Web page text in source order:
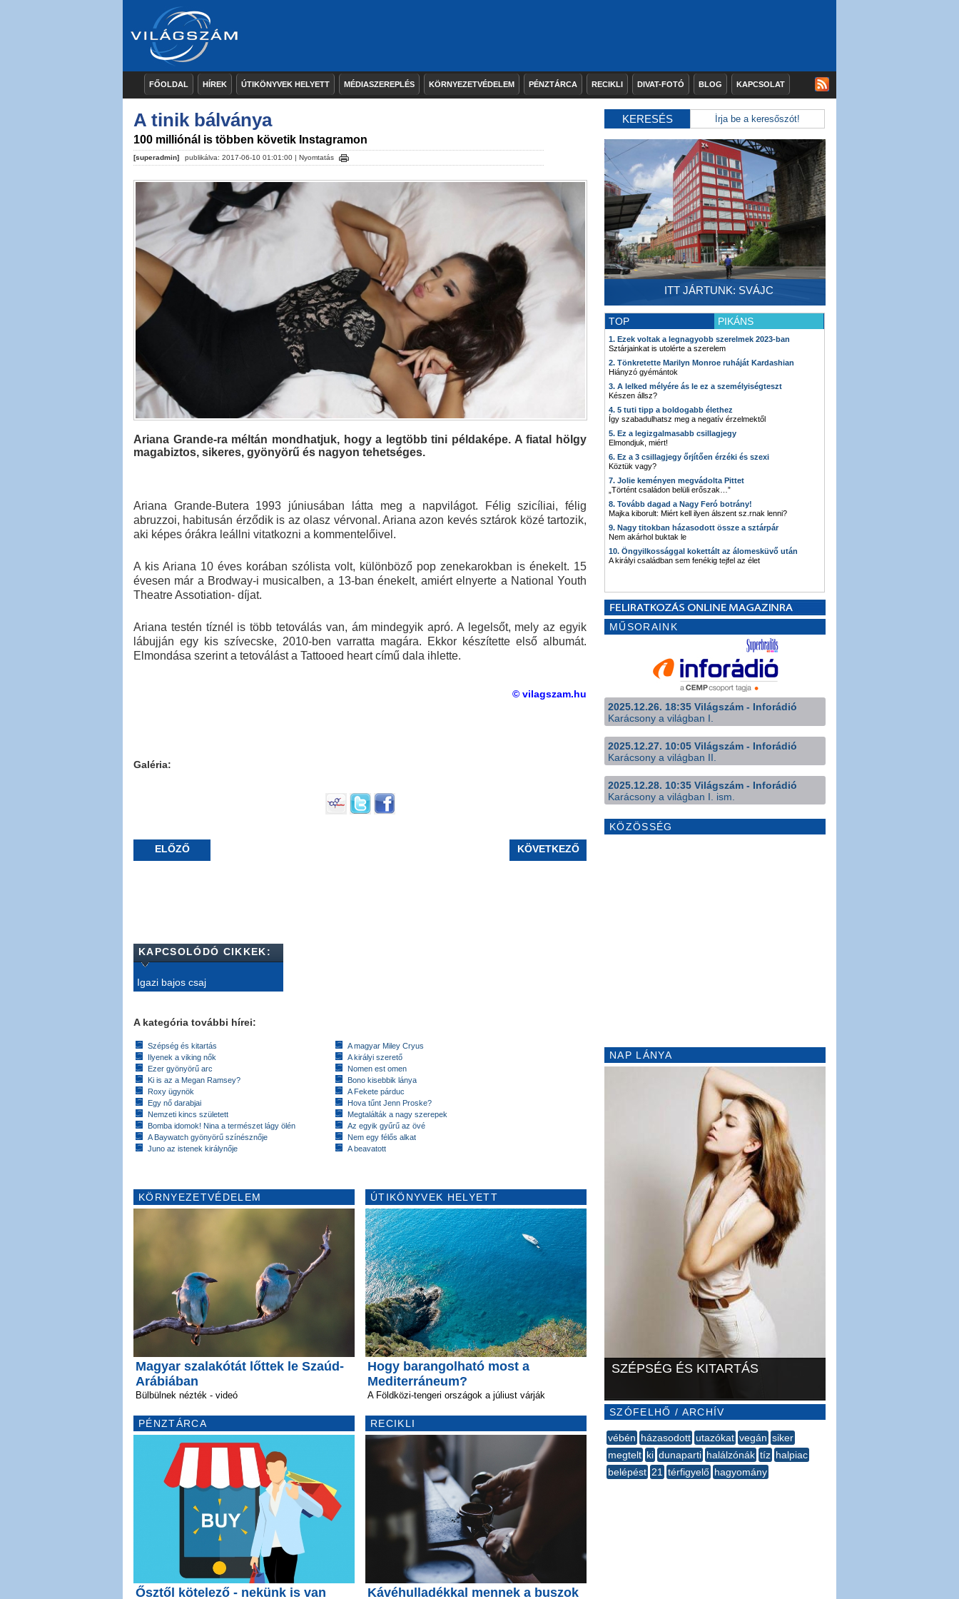
FŐOLDAL HÍREK ÚTIKÖNYVEK HELYETT MÉDIASZEREPLÉS KÖRNYEZETVÉDELEM PÉNZTÁRCA RECIKLI DIVAT-FOTÓ BLOG KAPCSOLAT
A tinik bálványa
100 milliónál is többen követik Instagramon
[superadmin] publikálva: 2017-06-10 01:01:00 | Nyomtatás
Ariana Grande-ra méltán mondhatjuk, hogy a legtöbb tini példaképe. A fiatal hölgy
magabiztos, sikeres, gyönyörű és nagyon tehetséges.
Ariana Grande-Butera 1993 júniusában látta meg a napvilágot. Félig szicíliai, félig
abruzzoi, habitusán érződik is az olasz vérvonal. Ariana azon kevés sztárok közé tartozik,
aki képes órákra leállni vitatkozni a kommentelőivel.
A kis Ariana 10 éves korában szólista volt, különböző pop zenekarokban is énekelt. 15
évesen már a Brodway-i musicalben, a 13-ban énekelt, amiért elnyerte a National Youth
Theatre Assotiation- díjat.
Ariana testén tíznél is több tetoválás van, ám mindegyik apró. A legelsőt, mely az egyik
lábujján egy kis szívecske, 2010-ben varratta magára. Ekkor készítette első albumát.
Elmondása szerint a tetoválást a Tattooed heart című dala ihlette.
© vilagszam.hu
Galéria:
ELŐZŐ KÖVETKEZŐ
KAPCSOLÓDÓ CIKKEK:
Igazi bajos csaj
A kategória további hírei:
Szépség és kitartás
Ilyenek a viking nők
Ezer gyönyörű arc
Ki is az a Megan Ramsey?
Roxy ügynök
Egy nő darabjai
Nemzeti kincs született
Bomba idomok! Nina a természet lágy ölén
A Baywatch gyönyörű színésznője
Juno az istenek királynője
A magyar Miley Cryus
A királyi szerető
Nomen est omen
Bono kisebbik lánya
A Fekete párduc
Hova tűnt Jenn Proske?
Megtalálták a nagy szerepek
Az egyik gyűrű az övé
Nem egy félős alkat
A beavatott
KÖRNYEZETVÉDELEM
Magyar szalakótát lőttek le Szaúd-
Arábiában
Bülbülnek nézték - videó
PÉNZTÁRCA
Ősztől kötelező - nekünk is van
ÚTIKÖNYVEK HELYETT
Hogy barangolható most a
Mediterráneum?
A Földközi-tengeri országok a júliust várják
RECIKLI
Kávéhulladékkal mennek a buszok
KERESÉS
ITT JÁRTUNK: SVÁJC
TOP PIKÁNS
1. Ezek voltak a legnagyobb szerelmek 2023-ban
Sztárjainkat is utolérte a szerelem
2. Tönkretette Marilyn Monroe ruháját Kardashian
Hiányzó gyémántok
3. A lelked mélyére ás le ez a személyiségteszt
Készen állsz?
4. 5 tuti tipp a boldogabb élethez
Így szabadulhatsz meg a negatív érzelmektől
5. Ez a legizgalmasabb csillagjegy
Elmondjuk, miért!
6. Ez a 3 csillagjegy őrjítően érzéki és szexi
Köztük vagy?
7. Jolie keményen megvádolta Pittet
„Történt családon belüli erőszak…”
8. Tovább dagad a Nagy Feró botrány!
Majka kiborult: Miért kell ilyen álszent sz.rnak lenni?
9. Nagy titokban házasodott össze a sztárpár
Nem akárhol buktak le
10. Öngyilkossággal kokettált az álomesküvő után
A királyi családban sem fenékig tejfel az élet
MŰSORAINK
2025.12.26. 18:35 Világszám - Inforádió
Karácsony a világban I.
2025.12.27. 10:05 Világszám - Inforádió
Karácsony a világban II.
2025.12.28. 10:35 Világszám - Inforádió
Karácsony a világban I. ism.
KÖZÖSSÉG
NAP LÁNYA
SZÉPSÉG ÉS KITARTÁS
SZÓFELHŐ / ARCHÍV
vébén házasodott utazókat vegán siker
megtelt ki dunaparti halálzónák tíz halpiac
belépést 21 térfigyelő hagyomány